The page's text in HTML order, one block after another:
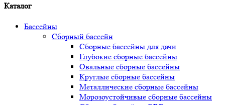
Каталог
Бассейны
Сборный бассейн
Сборные бассейны для дачи
Глубокие сборные бассейны
Овальные сборные бассейны
Круглые сборные бассейны
Металлические сборные бассейны
Морозоустойчивые сборные бассейны